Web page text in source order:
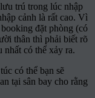
trú trong lúc nhập
cảnh là rất cao. Vì
đặt phòng (có
thân thì phải biết rõ
nhất có thể xảy ra.
có thể bạn sẽ
tại sân bay cho rằng